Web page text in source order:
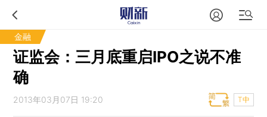
金融
证监会：三月底重启IPO之说不准
确
2013年03月07日 19:20 T中